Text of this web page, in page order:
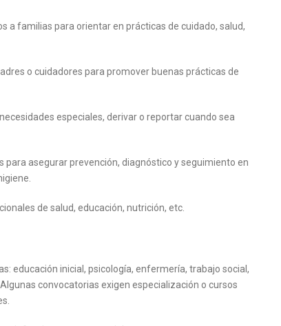
a familias para orientar en prácticas de cuidado, salud,
o cuidadores para promover buenas prácticas de
especiales, derivar o reportar cuando sea
para asegurar prevención, diagnóstico y seguimiento en
de salud, educación, nutrición, etc.
educación inicial, psicología, enfermería, trabajo social,
convocatorias exigen especialización o cursos